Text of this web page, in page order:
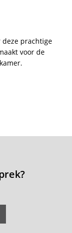
deze prachtige
voor de